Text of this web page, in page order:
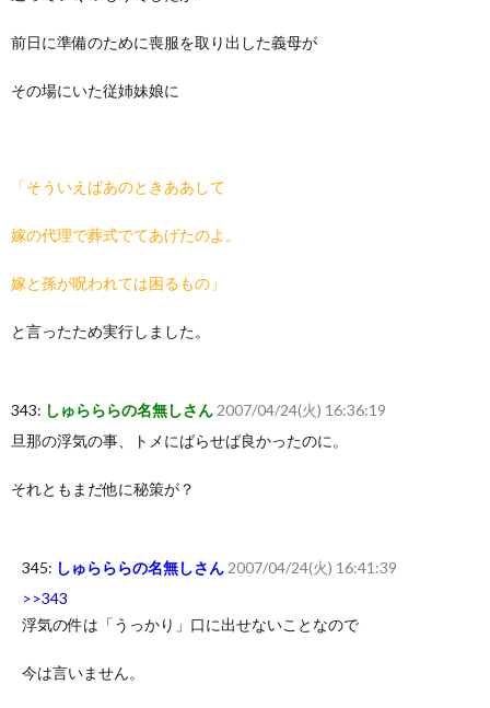
前日に準備のために喪服を取り出した義母が
その場にいた従姉妹娘に
「そういえばあのときああして
嫁の代理で葬式でてあげたのよ。
嫁と孫が呪われては困るもの」
と言ったため実行しました。
343: しゅらららの名無しさん 2007/04/24(火) 16:36:19
旦那の浮気の事、トメにばらせば良かったのに。
それともまだ他に秘策が？
345: しゅらららの名無しさん 2007/04/24(火) 16:41:39
>>343
浮気の件は「うっかり」口に出せないことなので
今は言いません。